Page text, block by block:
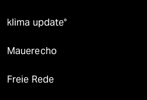
klima update°
Mauerecho
Freie Rede